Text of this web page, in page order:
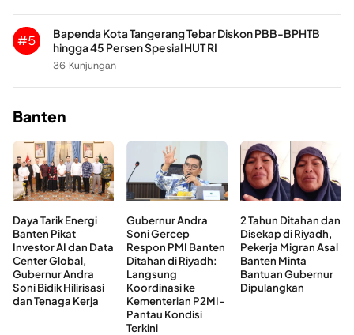
#5
Bapenda Kota Tangerang Tebar Diskon PBB-BPHTB
hingga 45 Persen Spesial HUT RI
36 Kunjungan
Banten
Daya Tarik Energi
Banten Pikat
Investor AI dan Data
Center Global,
Gubernur Andra
Soni Bidik Hilirisasi
dan Tenaga Kerja
Gubernur Andra
Soni Gercep
Respon PMI Banten
Ditahan di Riyadh:
Langsung
Koordinasi ke
Kementerian P2MI-
Pantau Kondisi
Terkini
2 Tahun Ditahan dan
Disekap di Riyadh,
Pekerja Migran Asal
Banten Minta
Bantuan Gubernur
Dipulangkan